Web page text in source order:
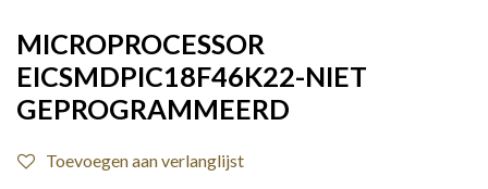
MICROPROCESSOR
EICSMDPIC18F46K22-NIET
GEPROGRAMMEERD
Toevoegen aan verlanglijst